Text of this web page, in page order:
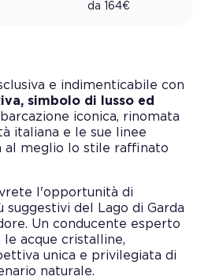
da
164€
e indimenticabile con
simbolo di lusso ed
iconica, rinomata
italiana e le sue linee
al meglio lo stile raffinato
l'opportunità di
suggestivi del Lago di Garda
Un conducente esperto
acque cristalline,
unica e privilegiata di
naturale.